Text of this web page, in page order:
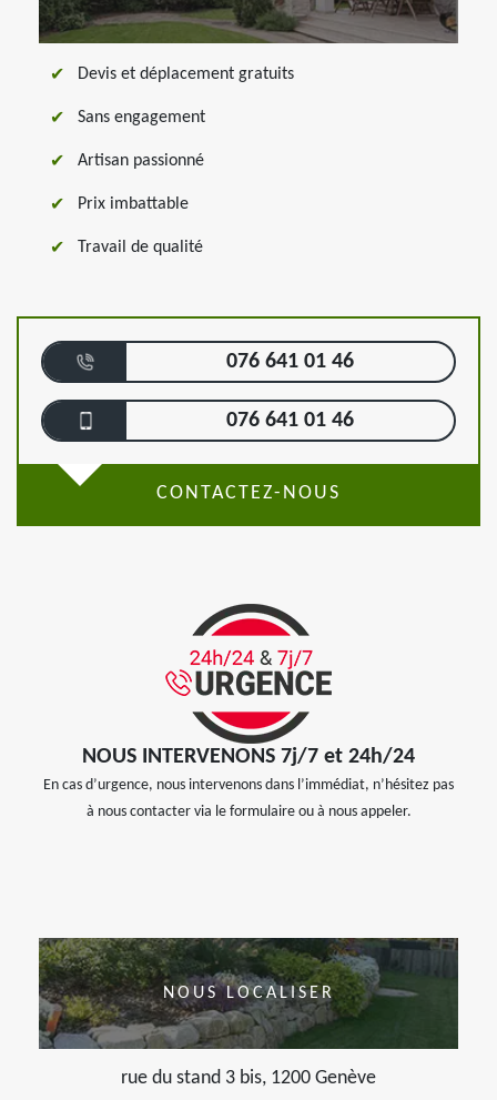
Devis et déplacement gratuits
Sans engagement
Artisan passionné
Prix imbattable
Travail de qualité
076 641 01 46
076 641 01 46
CONTACTEZ-NOUS
NOUS INTERVENONS 7j/7 et 24h/24
En cas d’urgence, nous intervenons dans l’immédiat, n’hésitez pas
à nous contacter via le formulaire ou à nous appeler.
NOUS LOCALISER
rue du stand 3 bis, 1200 Genève